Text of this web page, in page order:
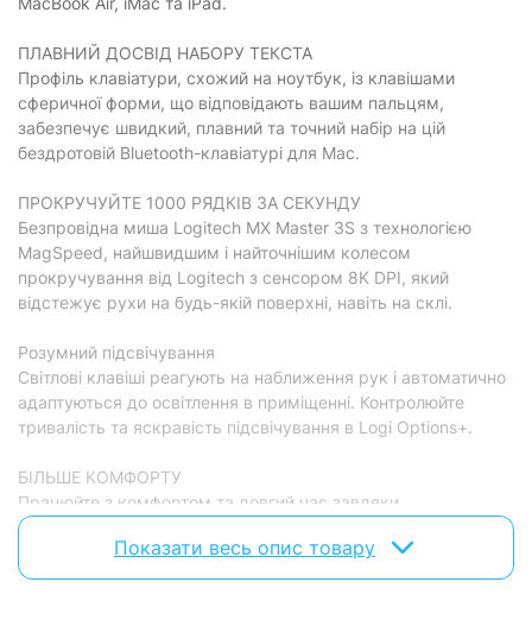
розкладка:
Живлення
клавіатури:
акумулятор
Розкладка
клавіатури:
ENG / UKR
Корпус клавіатури:
металевий
Підсвічування
клавіатури:
з підсвічуванням клавіатури
Додаткові дані: підставка під зап'ястя
Миша
Тип сенсора миші:
лазерний сенсор
Кількість кнопок
7 кнопок
Роздільна здатність
миші:
8000 dpi
Живлення миші:
акумулятор
ПЛАВНИЙ ДОСВІД НАБОРУ ТЕКСТА
Профіль клавіатури, схожий на ноутбук, із клавішами
сферичної форми, що відповідають вашим пальцям,
забезпечує швидкий, плавний та точний набір на цій
бездротовій Bluetooth-клавіатурі для Mac.
ПРОКРУЧУЙТЕ 1000 РЯДКІВ ЗА СЕКУНДУ
Безпровідна миша Logitech MX Master 3S з технологією
MagSpeed, найшвидшим і найточнішим колесом
прокручування від Logitech з сенсором 8K DPI, який
відстежує рухи на будь-якій поверхні, навіть на склі.
Розумний підсвічування
Світлові клавіші реагують на наближення рук і автоматично
адаптуються до освітлення в приміщенні. Контролюйте
тривалість та яскравість підсвічування в Logi Options+.
БІЛЬШЕ КОМФОРТУ
Працюйте з комфортом та довгий час завдяки
низькопрофільному дизайну та оптимальному куту нахилу
клавіатури, що сприятливо впливає на положення зап’ястя
Показати весь опис товару